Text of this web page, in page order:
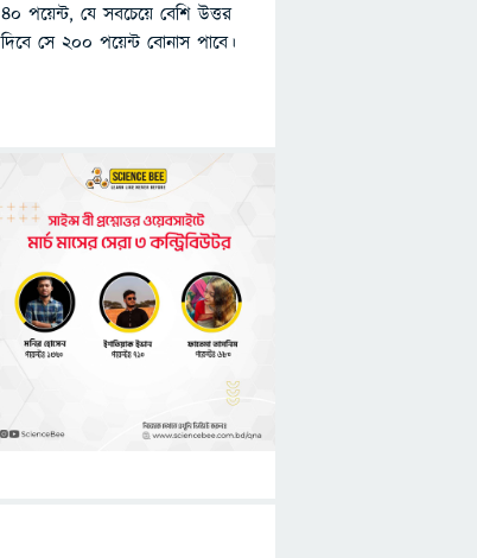
৪০ পয়েন্ট, যে সবচেয়ে বেশি উত্তর
দিবে সে ২০০ পয়েন্ট বোনাস পাবে।